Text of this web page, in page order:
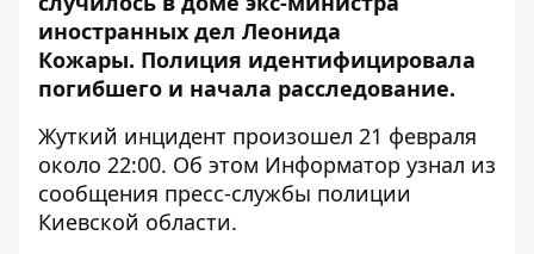
иностранных дел Леонида
Кожары. Полиция идентифицировала
погибшего и начала расследование.
Жуткий инцидент произошел 21 февраля
около 22:00. Об этом Информатор узнал из
сообщения пресс-службы полиции
Киевской области.